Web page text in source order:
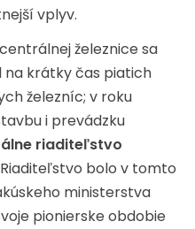
vplyv.
železnice sa
na krátky čas piatich
železníc; v roku
i prevádzku
riaditeľstvo
bolo v tomto
ministerstva
pionierske obdobie